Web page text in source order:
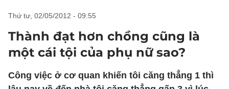
thứ tư, 02/05/2012 - 09:55
Thành đạt hơn chồng cũng là
một cái tội của phụ nữ sao?
Công việc ở cơ quan khiến tôi căng thẳng 1 thì